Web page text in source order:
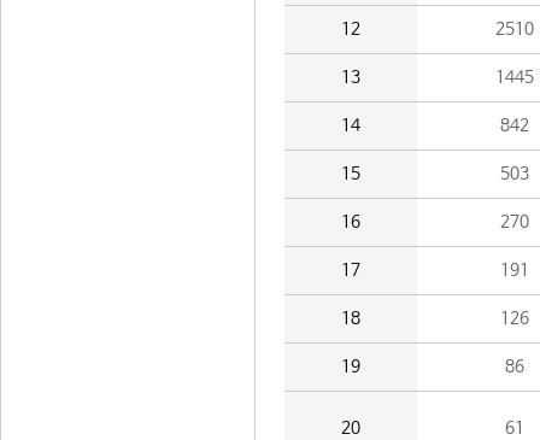
12 2510
13 1445
14 842
15 503
16 270
17 191
18 126
19 86
20 61